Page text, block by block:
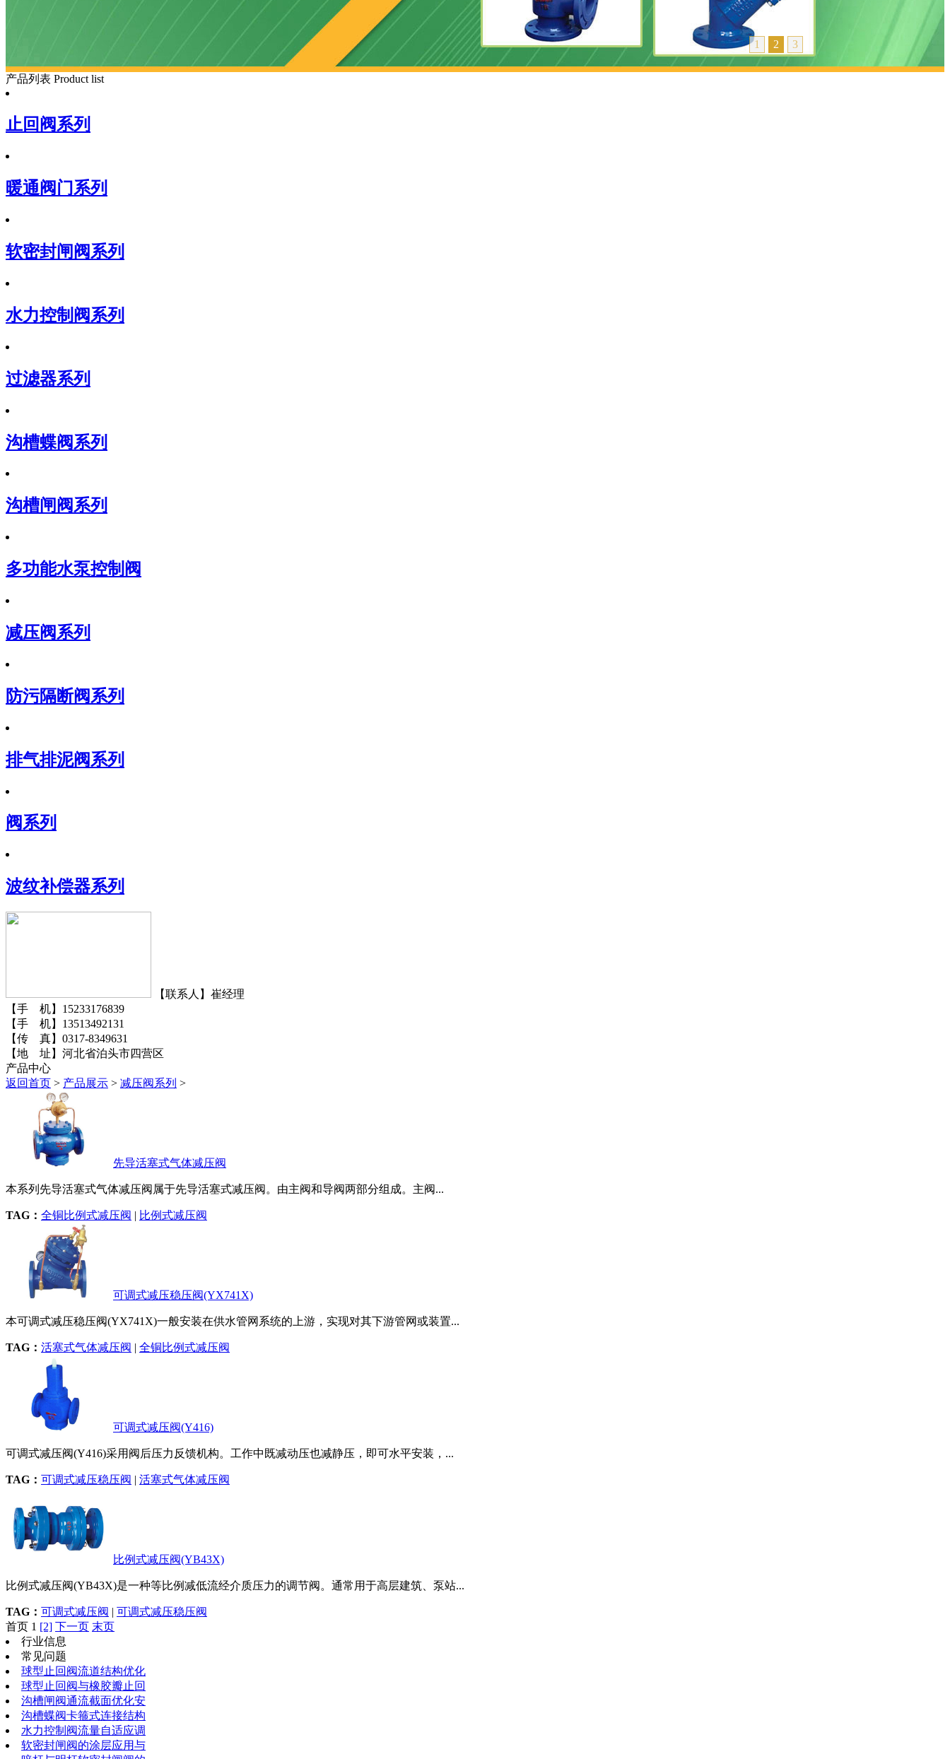
产品列表 Product list
止回阀系列
暖通阀门系列
软密封闸阀系列
水力控制阀系列
过滤器系列
沟槽蝶阀系列
沟槽闸阀系列
多功能水泵控制阀
减压阀系列
防污隔断阀系列
排气排泥阀系列
阀系列
波纹补偿器系列
【联系人】崔经理
【手 机】15233176839
【手 机】13513492131
【传 真】0317-8349631
【地 址】河北省泊头市四营区
产品中心
返回首页 > 产品展示 > 减压阀系列 >
先导活塞式气体减压阀
本系列先导活塞式气体减压阀属于先导活塞式减压阀。由主阀和导阀两部分组成。主阀...
TAG： 全铜比例式减压阀 | 比例式减压阀
可调式减压稳压阀(YX741X)
本可调式减压稳压阀(YX741X)一般安装在供水管网系统的上游，实现对其下游管网或装置...
TAG： 活塞式气体减压阀 | 全铜比例式减压阀
可调式减压阀(Y416)
可调式减压阀(Y416)采用阀后压力反馈机构。工作中既减动压也减静压，即可水平安装，...
TAG： 可调式减压稳压阀 | 活塞式气体减压阀
比例式减压阀(YB43X)
比例式减压阀(YB43X)是一种等比例减低流经介质压力的调节阀。通常用于高层建筑、泵站...
TAG： 可调式减压阀 | 可调式减压稳压阀
首页 1 [2] 下一页 末页
行业信息
常见问题
球型止回阀流道结构优化
球型止回阀与橡胶瓣止回
沟槽闸阀通流截面优化安
沟槽蝶阀卡箍式连接结构
水力控制阀流量自适应调
软密封闸阀的涂层应用与